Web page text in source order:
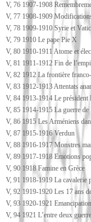
V, 76 1907-1908
V, 77 1908-1909
V, 78 1909-1910 Syrie et
V, 79 1910 Le pape Pie X
V, 80 1910-1911 Atome et
V, 81 1911-1912 Fin de
V, 82 1912 La frontière
V, 83 1912-1913 Attentats
V, 84 1913-1914 Le
V, 85 1914-1915 La guerre de
V, 86 1915 Les Arméniens
V, 87 1915-1916 Verdun
V, 88 1916-1917 Monstres
V, 89 1917-1918 Emotions
V, 90 1918 Famine en Grèce
V, 91 1918-1919 La cavalerie
V, 92 1919-1920 Les 17 ans
V, 93 1920-1921
V, 94 1921 L’entre deux